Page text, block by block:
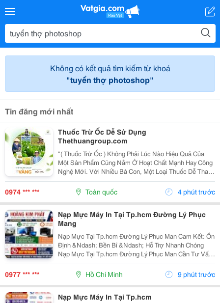
Không có kết quả tìm kiếm từ khoá
"tuyển thợ photoshop"
Tin đăng mới nhất
Thuốc Trừ Ốc Dễ Sử Dụng
Thethuangroup.com
"( Thuốc Trừ Ốc ) Không Phải Lúc Nào Hiệu Quả Của
Một Sản Phẩm Cũng Nằm Ở Hoạt Chất Mạnh Hay Công
Nghệ Mới. Với Nhiều Bà Con, Một Loại Thuốc Dễ Thao
Tác, Dễ Áp Dụng Và Không Mất Quá Nhiều Thời Gian
Chuẩn Bị Lại Là Yếu Tố Tạo Nên Sự Khác Biệt Trong...
0974 *** *** Toàn quốc 4 phút trước
Nạp Mực Máy In Tại Tp.hcm Đường Lý Phục
Mang
Nạp Mực Tại Tp.hcm Đường Lý Phục Man Cam Kết: Ổn
Định &Ndash; Bền Bỉ &Ndash; Hỗ Trợ Nhanh Chóng
Nạp Mực Tại Tp.hcm Đường Lý Phục Man Cần Tư Vấn
&Amp; Báo Giá Liên Hệ Ngay: Nạp Mực Tại Tp.hcm
Đường Lý Phục Man 0977 610 388 &Ndash; Mr. Duy
Nạp Mực Tại...
0977 *** *** Hồ Chí Minh 9 phút trước
Nạp Mực Máy In Tại Tp.hcm